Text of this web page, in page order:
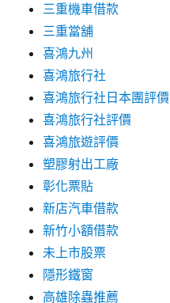
三重機車借款
三重當舖
喜鴻九州
喜鴻旅行社
喜鴻旅行社日本團評價
喜鴻旅行社評價
喜鴻旅遊評價
塑膠射出工廠
彰化票貼
新店汽車借款
新竹小額借款
未上市股票
隱形鐵窗
高雄除蟲推薦